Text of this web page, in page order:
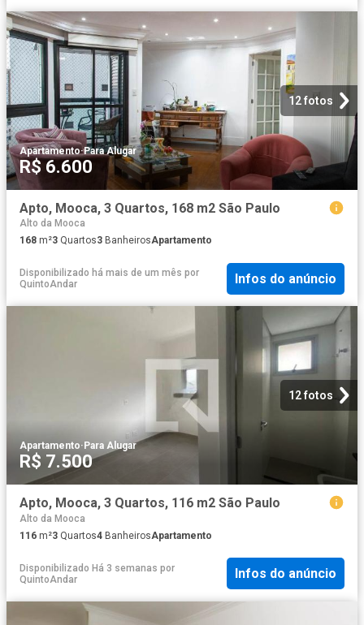
12 fotos
Apartamento·Para Alugar
R$ 6.600
Apto, Mooca, 3 Quartos, 168 m2 São Paulo
Alto da Mooca
168 m²3 Quartos3 BanheirosApartamento
Disponibilizado há mais de um mês por
QuintoAndar
Infos do anúncio
12 fotos
Apartamento· Para Alugar
R$ 7.500
Apto, Mooca, 3 Quartos, 116 m2 São Paulo
Alto da Mooca
116 m²3 Quartos4 BanheirosApartamento
Disponibilizado Há 3 semanas por
QuintoAndar
Infos do anúncio